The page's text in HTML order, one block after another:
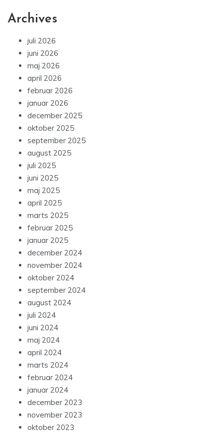
Archives
juli 2026
juni 2026
maj 2026
april 2026
februar 2026
januar 2026
december 2025
oktober 2025
september 2025
august 2025
juli 2025
juni 2025
maj 2025
april 2025
marts 2025
februar 2025
januar 2025
december 2024
november 2024
oktober 2024
september 2024
august 2024
juli 2024
juni 2024
maj 2024
april 2024
marts 2024
februar 2024
januar 2024
december 2023
november 2023
oktober 2023